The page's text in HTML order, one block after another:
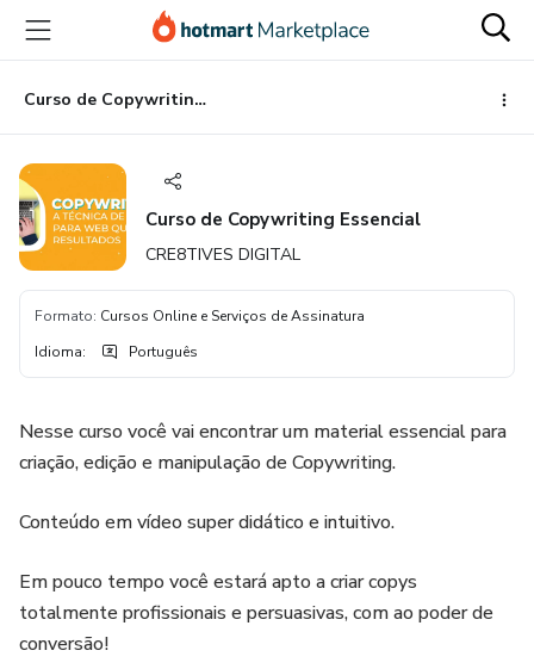
para
conteúdo
principal
para
pagamento
para
rodapé
Curso de Copywriting Essencial
Curso de Copywriting Essencial
CRE8TIVES DIGITAL
Formato: Cursos Online e Serviços de Assinatura
Idioma: Português
Nesse curso você vai encontrar um material essencial para
criação, edição e manipulação de Copywriting.
Conteúdo em vídeo super didático e intuitivo.
Em pouco tempo você estará apto a criar copys
totalmente profissionais e persuasivas, com ao poder de
conversão!